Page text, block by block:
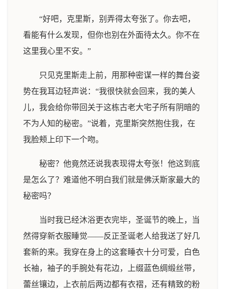
“好吧，克里斯，别弄得太夸张了。你去吧，
看能有什么发现，但你也别在外面待太久。你不在
这里我心里不安。”
只见克里斯走上前，用那种密谋一样的舞台姿
势在我耳边轻声说：“我很快就会回来，我的美人
儿，我会给你带回关于这栋古老大宅子所有阴暗的
不为人知的秘密。”说着，克里斯突然抱住我，在
我脸颊上印下一个吻。
秘密？他竟然还说我表现得太夸张！他这到底
是怎么了？难道他不明白我们就是佛沃斯家最大的
秘密吗？
当时我已经沐浴更衣完毕，圣诞节的晚上，当
然得穿新衣服睡觉——反正圣诞老人给我送了好几
套新的来。我穿在身上的这套睡衣十分可爱，白色
长袖，袖子的手腕处有花边，上缀蓝色绸缎丝带，
蕾丝镶边，上衣前后两边都有衣褶，还有精致的粉